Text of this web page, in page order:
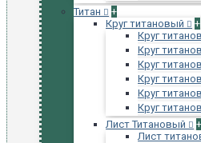
Титан
+
Круг титановый
+
Круг
Круг
Круг
Круг
Круг
Круг
Лист Титановый
+
Лист